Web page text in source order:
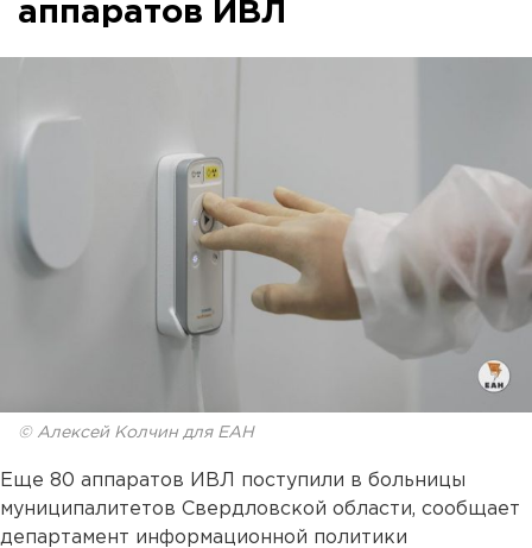
аппаратов ИВЛ
© Алексей Колчин для ЕАН
Еще 80 аппаратов ИВЛ поступили в больницы
муниципалитетов Свердловской области, сообщает
департамент информационной политики